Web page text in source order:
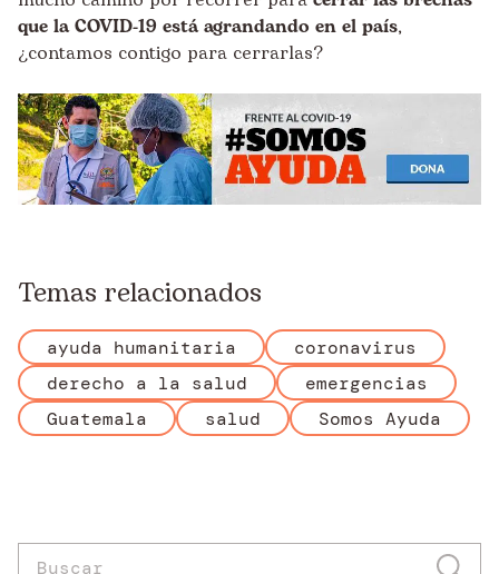
que la COVID-19 está agrandando en el país,
¿contamos contigo para cerrarlas?
Temas relacionados
ayuda humanitaria
coronavirus
derecho a la salud
emergencias
Guatemala
salud Somos Ayuda